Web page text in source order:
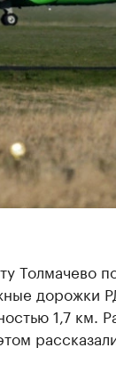
Толмачево
дорожки
1,7 км.